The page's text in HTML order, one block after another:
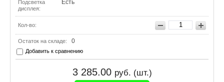
Подсветка
дисплея:
Есть
Кол-во:
Остаток на складе: 0
Добавить к сравнению
3 285.00 руб. (шт.)